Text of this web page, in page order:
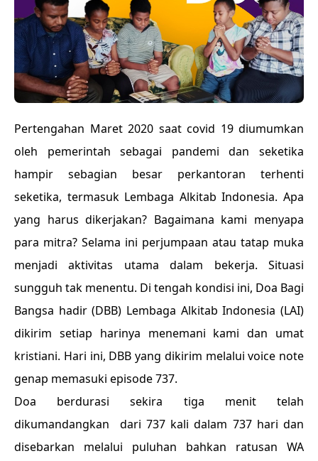
Pertengahan Maret 2020 saat covid 19 diumumkan
oleh pemerintah sebagai pandemi dan seketika
hampir sebagian besar perkantoran terhenti
seketika, termasuk Lembaga Alkitab Indonesia. Apa
yang harus dikerjakan? Bagaimana kami menyapa
para mitra? Selama ini perjumpaan atau tatap muka
menjadi aktivitas utama dalam bekerja. Situasi
sungguh tak menentu. Di tengah kondisi ini, Doa Bagi
Bangsa hadir (DBB) Lembaga Alkitab Indonesia (LAI)
dikirim setiap harinya menemani kami dan umat
kristiani. Hari ini, DBB yang dikirim melalui voice note
genap memasuki episode 737.
Doa berdurasi sekira tiga menit telah
dikumandangkan dari 737 kali dalam 737 hari dan
disebarkan melalui puluhan bahkan ratusan WA